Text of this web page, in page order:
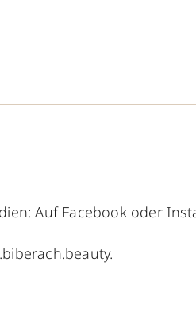
Auf Facebook oder